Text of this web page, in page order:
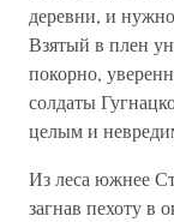
деревни, и
Взятый в плен
покорно,
солдаты
целым и
Из леса южнее
загнав пехоту